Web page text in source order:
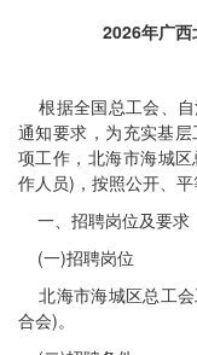
2026年广
根据全国总工会、自
通知要求，为充实基
项工作，北海市海城
作人员)，按照公开、
一、招聘岗位及要求
(一)招聘岗位
北海市海城区总工会
合会)。